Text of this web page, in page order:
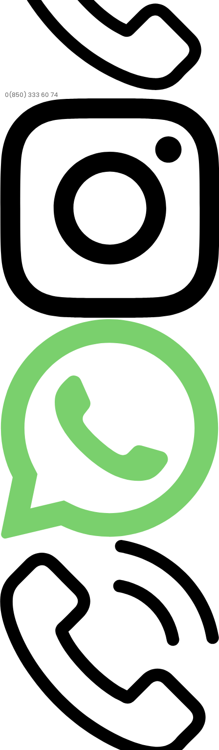
0(850) 333 60 74